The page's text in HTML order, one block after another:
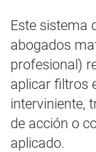
Este sistema
abogados
profesional)
aplicar filtros
interviniente,
de acción o
aplicado.